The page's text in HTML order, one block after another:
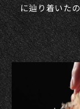
に辿り着いた